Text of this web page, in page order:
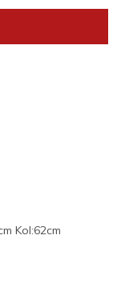
Kol:62cm